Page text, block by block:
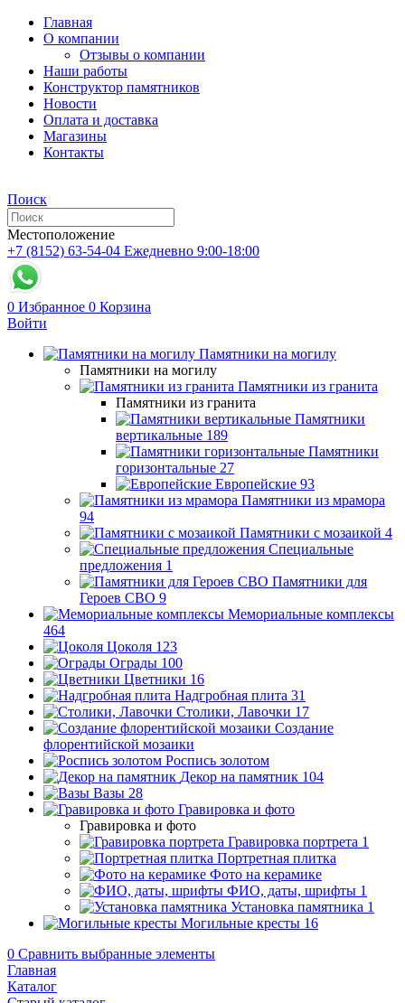
Главная
О компании
Отзывы о компании
Наши работы
Конструктор памятников
Новости
Оплата и доставка
Магазины
Контакты
Поиск
Местоположение
+7 (8152) 63-54-04 Ежедневно 9:00-18:00
0 Избранное 0 Корзина
Войти
Памятники на могилу
Памятники на могилу
Памятники из гранита
Памятники из гранита
Памятники
вертикальные 189
Памятники
горизонтальные 27
Европейские 93
Памятники из мрамора
94
Памятники с мозаикой 4
Специальные
предложения 1
Памятники для
Героев СВО 9
Мемориальные комплексы
464
Цоколя 123
Ограды 100
Цветники 16
Надгробная плита 31
Столики, Лавочки 17
Создание
флорентийской мозаики
Роспись золотом
Декор на памятник 104
Вазы 28
Гравировка и фото
Гравировка и фото
Гравировка портрета 1
Портретная плитка
Фото на керамике
ФИО, даты, шрифты 1
Установка памятника 1
Могильные кресты 16
0 Сравнить выбранные элементы
Главная
Каталог